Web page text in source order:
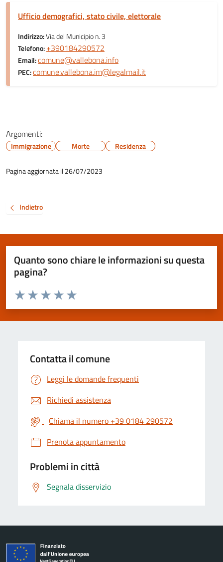
Ufficio demografici, stato civile, elettorale
Indirizzo:Via del Municipio n. 3
Telefono:+390184290572
Email:comune@vallebona.info
PEC:comune.vallebona.im@legalmail.it
Argomenti:
Immigrazione Morte Residenza
Pagina aggiornata il 26/07/2023
Indietro
Quanto sono chiare le informazioni su questa
pagina?
Valuta da 1 a 5 stelle la pagina
Valuta 5 stelle su 5
Valuta 4 stelle su 5
Valuta 3 stelle su 5
Valuta 2 stelle su 5
Valuta 1 stelle su 5
Contatta il comune
Leggi le domande frequenti
Richiedi assistenza
Chiama il numero +39 0184 290572
Prenota appuntamento
Problemi in città
Segnala disservizio